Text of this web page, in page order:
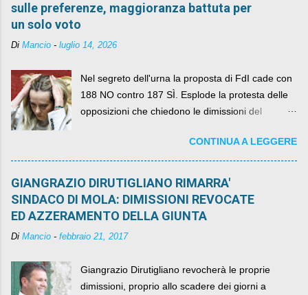
sulle preferenze, maggioranza battuta per
un solo voto
Di Mancio - luglio 14, 2026
Nel segreto dell'urna la proposta di FdI cade con
188 NO contro 187 SÌ. Esplode la protesta delle
opposizioni che chiedono le dimissioni del
CONTINUA A LEGGERE
GIANGRAZIO DIRUTIGLIANO RIMARRA'
SINDACO DI MOLA: DIMISSIONI REVOCATE
ED AZZERAMENTO DELLA GIUNTA
Di Mancio - febbraio 21, 2017
Giangrazio Dirutigliano revocherà le proprie
dimissioni, proprio allo scadere dei giorni a